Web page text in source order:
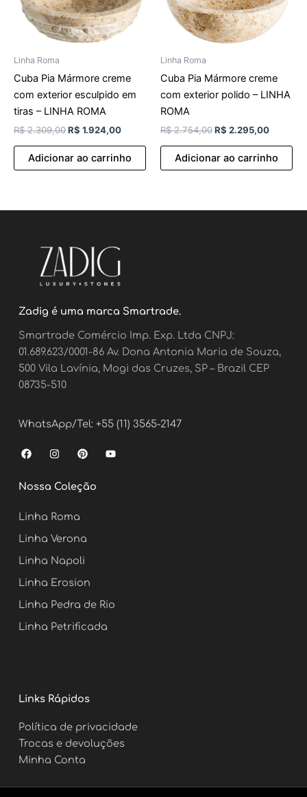
Linha Roma
Cuba Pia Mármore creme
com exterior esculpido em
tiras – LINHA ROMA
R$2.309,00R$ 1.924,00
Adicionar ao carrinho
Linha Roma
Cuba Pia Mármore creme
com exterior polido – LINHA
ROMA
R$2.754,00R$ 2.295,00
Adicionar ao carrinho
Zadig é uma marca Smartrade.
Smartrade Comércio Imp. Exp. Ltda CNPJ:
01.689.623/0001-86 Av. Dona Antonia Maria de Souza,
500 Vila Lavínia, Mogi das Cruzes, SP – Brazil CEP
08735-510
WhatsApp/Tel: +55 (11) 3565-2147
F
a
e
b
o
k
I
n
t
a
r
a
m
P
i
t
e
Y
o
Nossa Coleção
Linha Roma
Linha Verona
Linha Napoli
Linha Erosion
Linha Pedra de Rio
Linha Petrificada
Links Rápidos
Política de privacidade
Trocas e devoluções
Minha Conta